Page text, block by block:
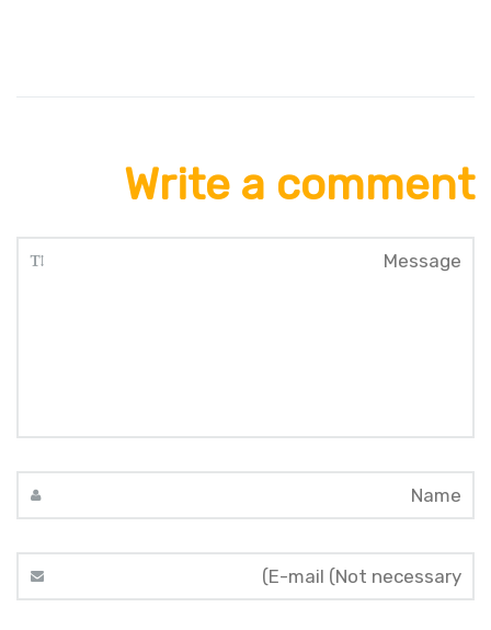
Write a comment